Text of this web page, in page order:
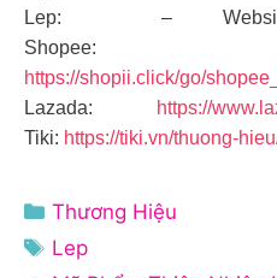
Lep: –
Shopee:
https://shopii.click/go/
Lazada:
https://
Tiki: https://tiki.vn/thuong-
Danh
mục
Thương Hiệu
Thẻ
Lep